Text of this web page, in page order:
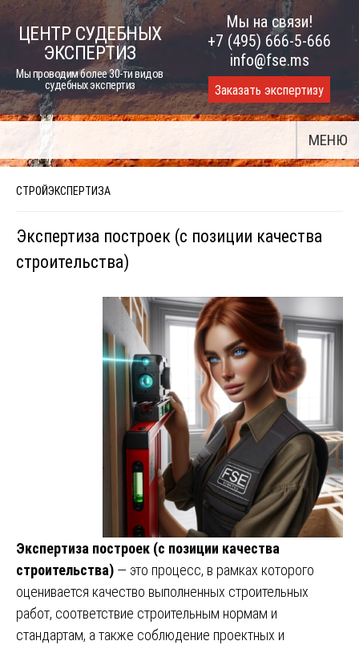
Skip
ЦЕНТР СУДЕБНЫХ
ЭКСПЕРТИЗ
Мы проводим более 30-ти видов
судебных экспертиз
Мы на связи!
+7 (495) 666-5-666
info@fse.ms
Заказать экспертизу
МЕНЮ
СТРОЙЭКСПЕРТИЗА
Экспертиза построек (с позиции качества
строительства)
Экспертиза построек (с позиции качества
строительства) — это процесс, в рамках которого
оценивается качество выполненных строительных
работ, соответствие строительным нормам и
стандартам, а также соблюдение проектных и